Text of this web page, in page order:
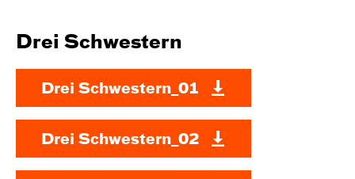
Drei Schwestern
Drei Schwestern_01
Drei Schwestern_02